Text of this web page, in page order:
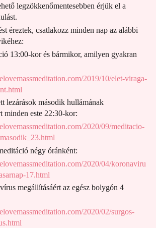
legzökkenőmentesebben érjük el a
éreztek, csatlakozz minden nap az alábbi
13:00-kor és bármikor, amilyen gyakran
2019/10/elet-viraga-
lezárások második hullámának
minden este 22:30-kor:
2020/09/meditacio-
négy óránként:
2020/04/koronaviru
17.html
megállításáért az egész bolygón 4
2020/02/surgos-